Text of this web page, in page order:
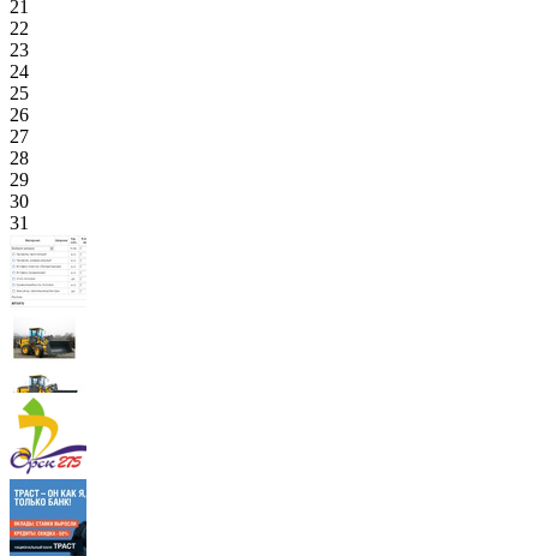
21
22
23
24
25
26
27
28
29
30
31